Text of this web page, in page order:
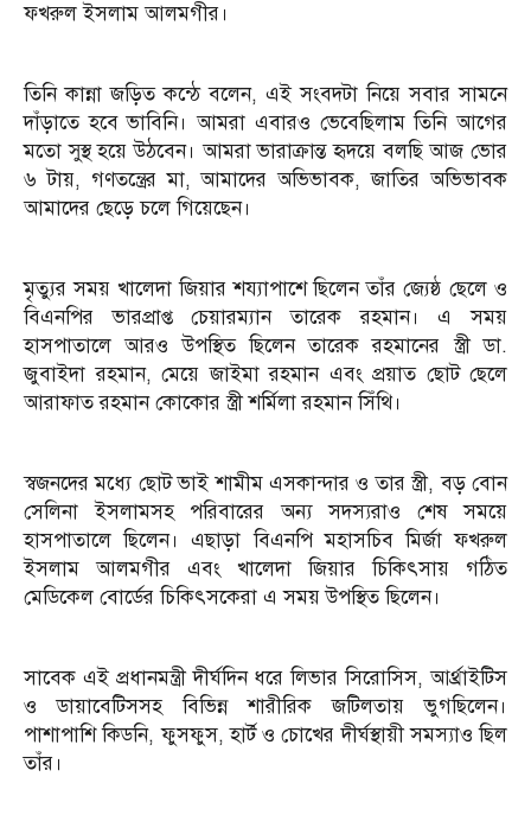
ফখরুল ইসলাম আলমগীর।
তিনি কান্না জড়িত কন্ঠে বলেন, এই সংবদটা নিয়ে সবার সামনে
দাঁড়াতে হবে ভাবিনি। আমরা এবারও ভেবেছিলাম তিনি আগের
মতো সুস্থ হয়ে উঠবেন। আমরা ভারাক্রান্ত হৃদয়ে বলছি আজ ভোর
৬ টায়, গণতন্ত্রের মা, আমাদের অভিভাবক, জাতির অভিভাবক
আমাদের ছেড়ে চলে গিয়েছেন।
মৃত্যুর সময় খালেদা জিয়ার শয্যাপাশে ছিলেন তাঁর জ্যেষ্ঠ ছেলে ও
বিএনপির ভারপ্রাপ্ত চেয়ারম্যান তারেক রহমান। এ সময়
হাসপাতালে আরও উপস্থিত ছিলেন তারেক রহমানের স্ত্রী ডা.
জুবাইদা রহমান, মেয়ে জাইমা রহমান এবং প্রয়াত ছোট ছেলে
আরাফাত রহমান কোকোর স্ত্রী শর্মিলা রহমান সিঁথি।
স্বজনদের মধ্যে ছোট ভাই শামীম এসকান্দার ও তার স্ত্রী, বড় বোন
সেলিনা ইসলামসহ পরিবারের অন্য সদস্যরাও শেষ সময়ে
হাসপাতালে ছিলেন। এছাড়া বিএনপি মহাসচিব মির্জা ফখরুল
ইসলাম আলমগীর এবং খালেদা জিয়ার চিকিৎসায় গঠিত
মেডিকেল বোর্ডের চিকিৎসকেরা এ সময় উপস্থিত ছিলেন।
সাবেক এই প্রধানমন্ত্রী দীর্ঘদিন ধরে লিভার সিরোসিস, আর্থ্রাইটিস
ও ডায়াবেটিসসহ বিভিন্ন শারীরিক জটিলতায় ভুগছিলেন।
পাশাপাশি কিডনি, ফুসফুস, হার্ট ও চোখের দীর্ঘস্থায়ী সমস্যাও ছিল
তাঁর।